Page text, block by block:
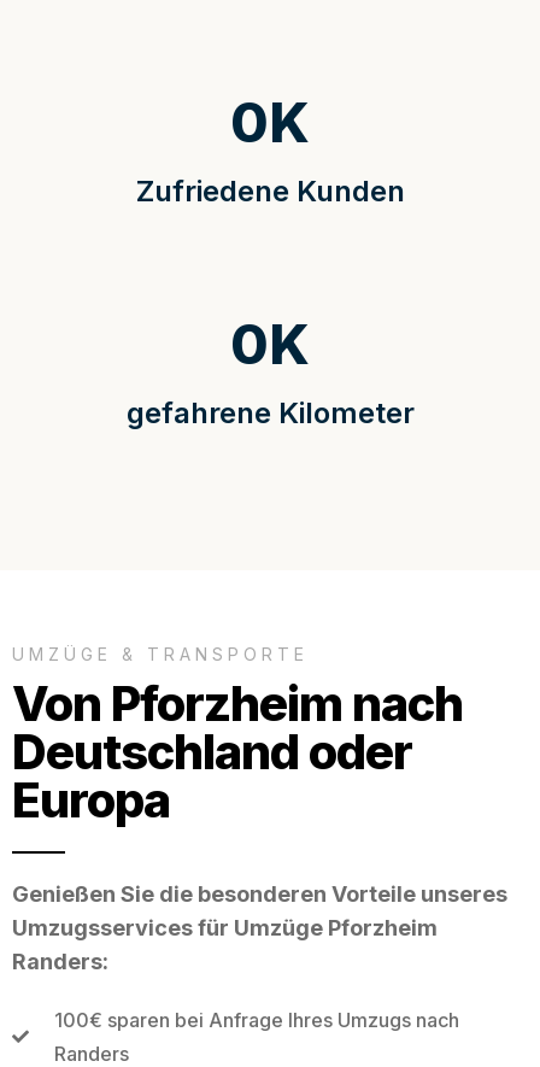
Zufriedene Kunden
0K
gefahrene Kilometer
0K
UMZÜGE & TRANSPORTE
Von Pforzheim nach
Deutschland oder
Europa
Genießen Sie die besonderen Vorteile unseres
Umzugsservices für Umzüge Pforzheim
Randers:
100€ sparen bei Anfrage Ihres Umzugs nach
Randers